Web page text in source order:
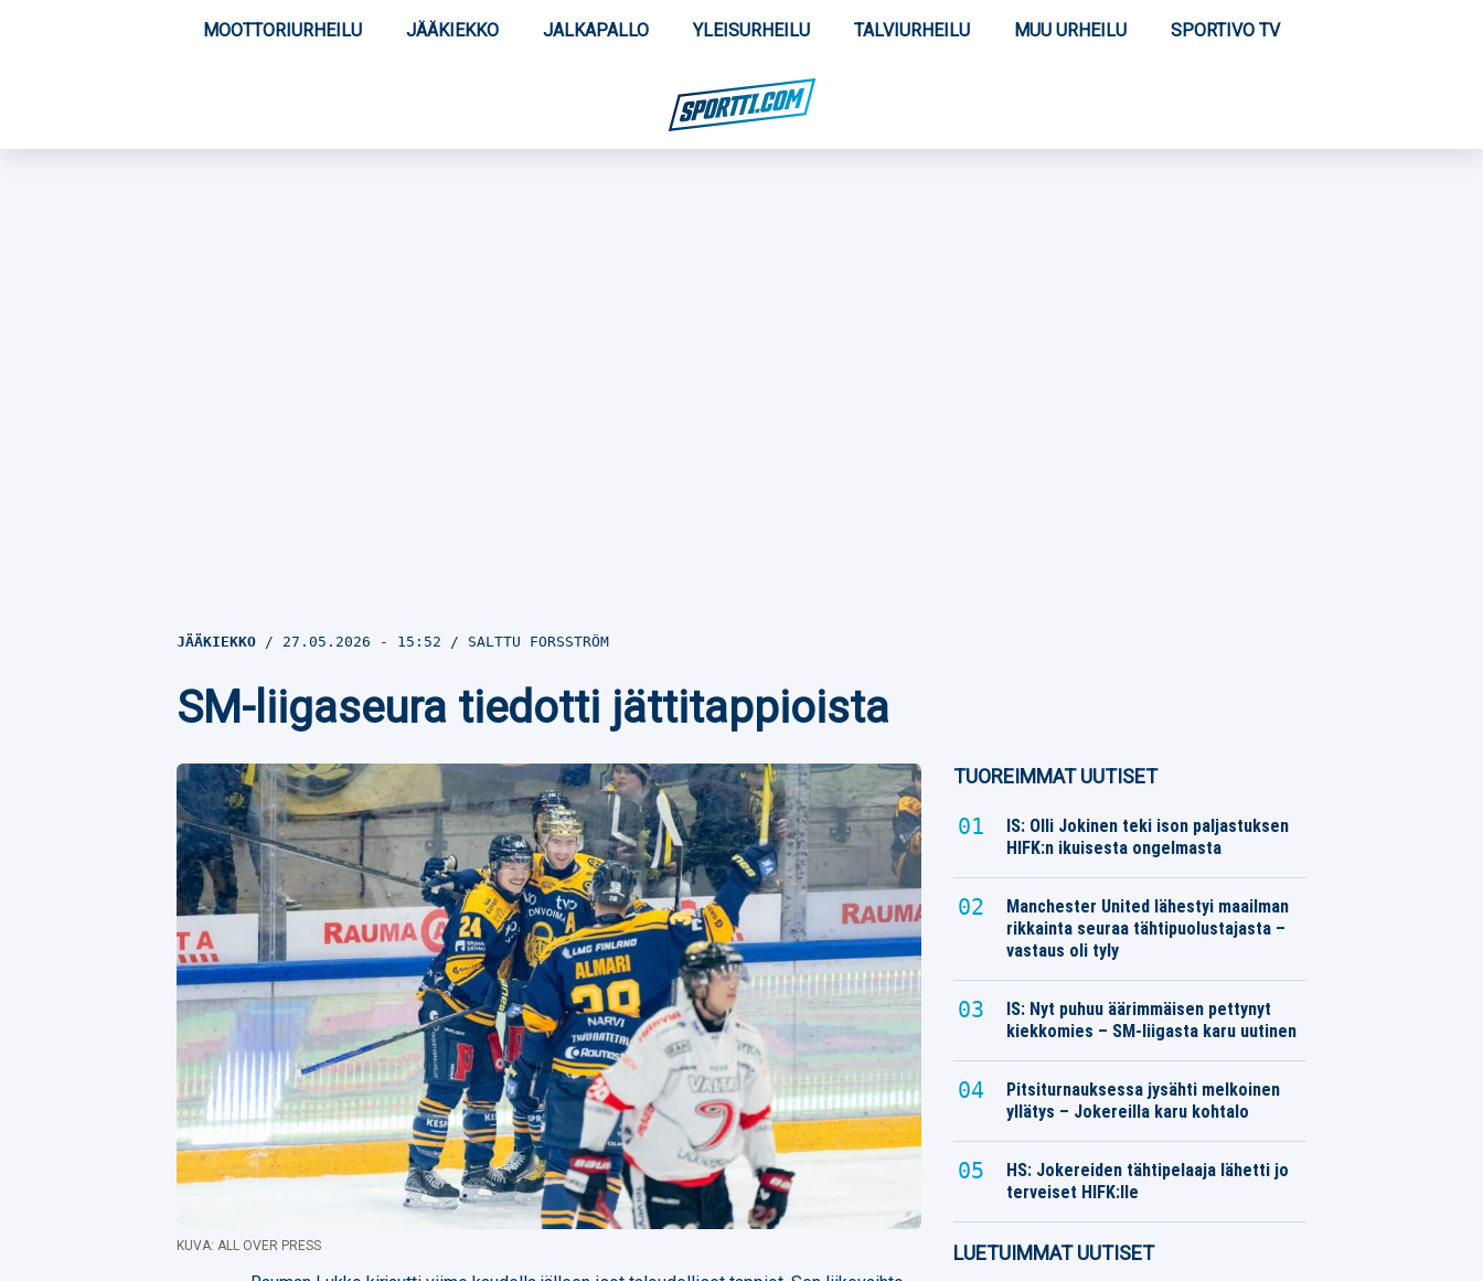
MOOTTORIURHEILU JÄÄKIEKKO JALKAPALLO YLEISURHEILU TALVIURHEILU MUU URHEILU SPORTIVO TV
JÄÄKIEKKO 27.05.2026 - 15:52 SALTTU FORSSTRÖM
SM-liigaseura tiedotti jättitappioista
KUVA: ALL OVER PRESS
TUOREIMMAT UUTISET
IS: Olli Jokinen teki ison paljastuksen
HIFK:n ikuisesta ongelmasta
Manchester United lähestyi maailman
rikkainta seuraa tähtipuolustajasta –
vastaus oli tyly
IS: Nyt puhuu äärimmäisen pettynyt
kiekkomies – SM-liigasta karu uutinen
Pitsiturnauksessa jysähti melkoinen
yllätys – Jokereilla karu kohtalo
HS: Jokereiden tähtipelaaja lähetti jo
terveiset HIFK:lle
LUETUIMMAT UUTISET